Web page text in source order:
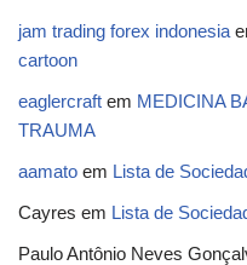
jam trading forex indonesia
cartoon
eaglercraft em MEDICINA
TRAUMA
aamato em Lista de
Cayres em Lista de
Paulo Antônio Neves